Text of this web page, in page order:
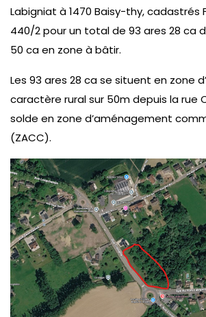
Labigniat à 1470 Baisy-thy, cadastrés
440/2 pour un total de 93 ares 28 ca
50 ca en zone à bâtir.
Les 93 ares 28 ca se situent en zone
caractère rural sur 50m depuis la rue
solde en zone d’aménagement
(ZACC).